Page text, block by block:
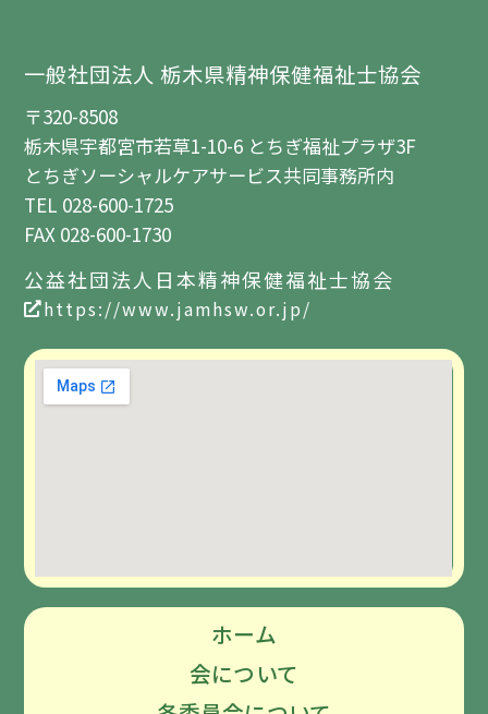
一般社団法人 栃木県精神保健福祉士協会
〒320-8508
栃木県宇都宮市若草1-10-6 とちぎ福祉プラザ3F
とちぎソーシャルケアサービス共同事務所内
TEL 028-600-1725
FAX 028-600-1730
公益社団法人日本精神保健福祉士協会
https://www.jamhsw.or.jp/
ホーム
会について